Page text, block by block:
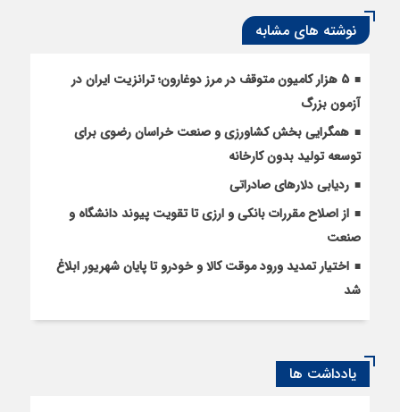
نوشته های مشابه
5 هزار کامیون متوقف در مرز دوغارون؛ ترانزیت ایران در
آزمون بزرگ
همگرایی بخش کشاورزی و صنعت خراسان رضوی برای
توسعه تولید بدون کارخانه
ردیابی دلارهای صادراتی
از اصلاح مقررات بانکی و ارزی تا تقویت پیوند دانشگاه و
صنعت
اختیار تمدید ورود موقت کالا و خودرو تا پایان شهریور ابلاغ
شد
یادداشت ها